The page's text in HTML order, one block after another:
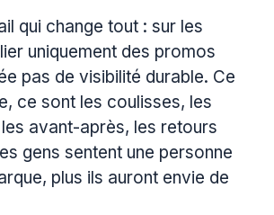
qui change tout : sur les
uniquement des promos
pas de visibilité durable. Ce
ce sont les coulisses, les
avant-après, les retours
gens sentent une personne
plus ils auront envie de